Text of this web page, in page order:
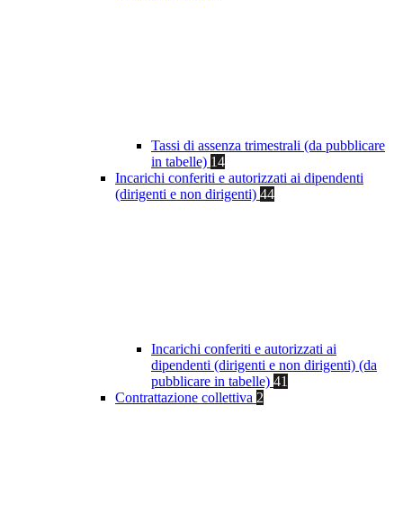
Tassi di assenza trimestrali (da pubblicare
in tabelle) 14
Incarichi conferiti e autorizzati ai dipendenti
(dirigenti e non dirigenti) 44
Incarichi conferiti e autorizzati ai
dipendenti (dirigenti e non dirigenti) (da
pubblicare in tabelle) 41
Contrattazione collettiva 2